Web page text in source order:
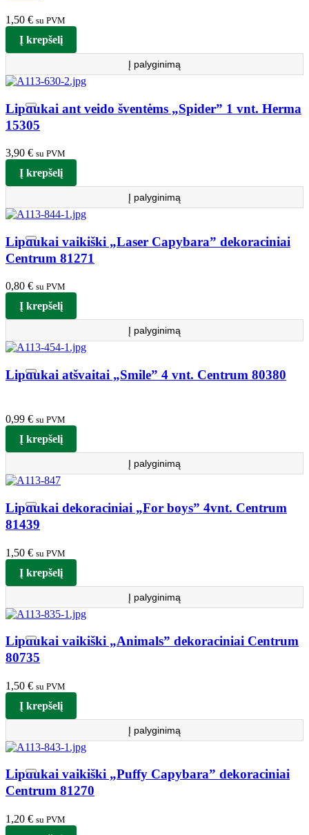
1,50 € su PVM
Į krepšelį
Į palyginimą
Lipdukai ant veido šventėms „Spider” 1 vnt. Herma
15305
3,90 € su PVM
Į krepšelį
Į palyginimą
Lipdukai vaikiški „Laser Capybara” dekoraciniai
Centrum 81271
0,80 € su PVM
Į krepšelį
Į palyginimą
Lipdukai atšvaitai „Smile” 4 vnt. Centrum 80380
0,99 € su PVM
Į krepšelį
Į palyginimą
Lipdukai dekoraciniai „For boys” 4vnt. Centrum
81439
1,50 € su PVM
Į krepšelį
Į palyginimą
Lipdukai vaikiški „Animals” dekoraciniai Centrum
80735
1,50 € su PVM
Į krepšelį
Į palyginimą
Lipdukai vaikiški „Puffy Capybara” dekoraciniai
Centrum 81270
1,20 € su PVM